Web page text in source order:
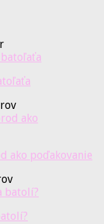
ako poďakovanie